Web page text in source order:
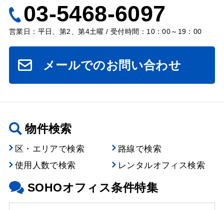
03-5468-6097
営業日：平日、第2、第4土曜 / 受付時間：10：00～19：00
メールでのお問い合わせ
物件検索
区・エリアで検索
路線で検索
使用人数で検索
レンタルオフィス検索
SOHOオフィス条件特集